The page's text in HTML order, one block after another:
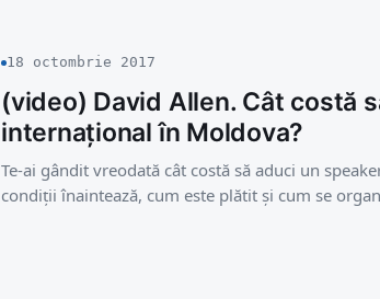
18 octombrie 2017
(video) David Allen. Cât costă
internațional în Moldova?
Te-ai gândit vreodată cât costă să aduci un
condiții înaintează, cum este plătit și cum se